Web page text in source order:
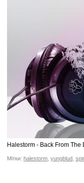
Halestorm - Back From
Мітки: halestorm yungblud